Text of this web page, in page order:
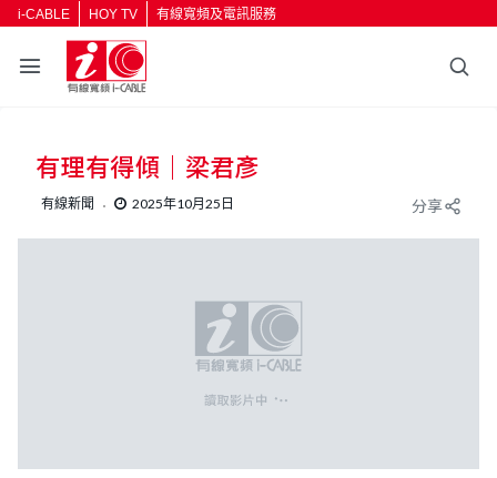
i-CABLE HOY TV 有線寬頻及電訊服務
返回
按輸入鍵開始搜尋
有理有得傾｜梁君彥
有線新聞 2025年10月25日 分享